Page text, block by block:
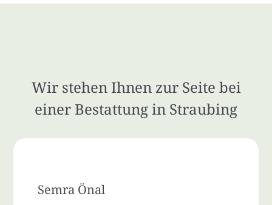
Wir stehen Ihnen zur Seite bei
einer Bestattung in Straubing
Semra Önal